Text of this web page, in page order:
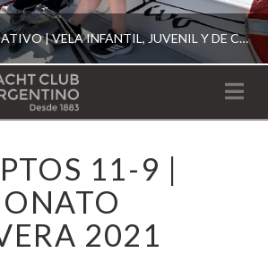
PROGRAMA RECREATIVO | VELA INFANTIL, JUVENIL Y DE CRUCERO 2026
RECREATIVA 2026
11-9 |
2021